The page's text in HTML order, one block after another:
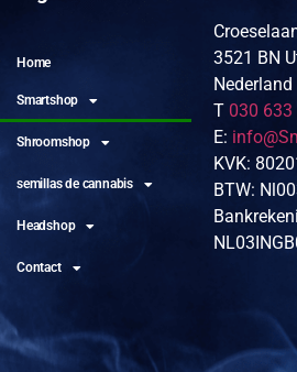
Home
Smartshop
Shroomshop
semillas de cannabis
Headshop
Contact
3521 BN
Nederland
T 030 633
E:
KVK:
BTW: